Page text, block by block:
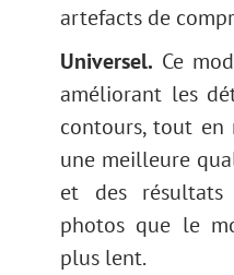
artefacts de
Universel. Ce
améliorant les
contours, tout
une meilleure
et des
photos que le
plus lent.